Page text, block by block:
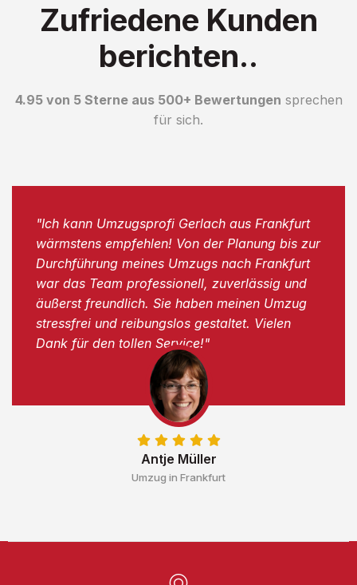
Zufriedene Kunden
berichten..
4.95 von 5 Sterne aus 500+ Bewertungen sprechen
für sich.
Antje Müller
Umzug in Frankfurt
"Ich kann Umzugsprofi Gerlach aus Frankfurt
wärmstens empfehlen! Von der Planung bis zur
Durchführung meines Umzugs nach Frankfurt
war das Team professionell, zuverlässig und
äußerst freundlich. Sie haben meinen Umzug
stressfrei und reibungslos gestaltet. Vielen
Dank für den tollen Service!"